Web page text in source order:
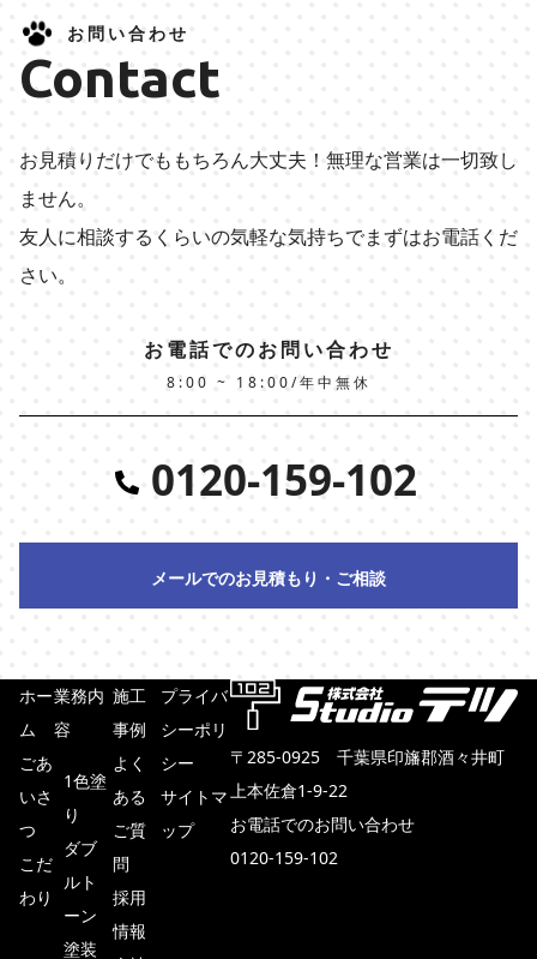
お問い合わせ
Contact
お見積りだけでももちろん大丈夫！無理な営業は一切致し
ません。
友人に相談するくらいの気軽な気持ちでまずはお電話くだ
さい。
お電話でのお問い合わせ
8:00 ~ 18:00/年中無休
0120-159-102
メールでのお見積もり・ご相談
ホー
ム
ごあ
いさ
つ
こだ
わり
業務内
容
1色塗
り
ダブ
ルト
ーン
塗装
施工
事例
よく
ある
ご質
問
採用
情報
プライバ
シーポリ
シー
サイトマ
ップ
〒285-0925 千葉県印旛郡酒々井町
上本佐倉1-9-22
お電話でのお問い合わせ
0120-159-102